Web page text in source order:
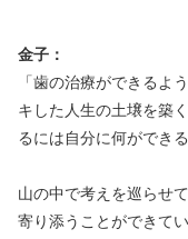
金子：
「歯の治療ができるよ
キした人生の土壌を築
るには自分に何ができ
山の中で考えを巡らせ
寄り添うことができて